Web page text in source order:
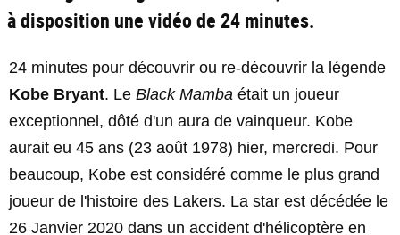
à disposition une vidéo de 24 minutes.
24 minutes pour découvrir ou re-découvrir la légende
Kobe Bryant. Le Black Mamba était un joueur
exceptionnel, dôté d'un aura de vainqueur. Kobe
aurait eu 45 ans (23 août 1978) hier, mercredi. Pour
beaucoup, Kobe est considéré comme le plus grand
joueur de l'histoire des Lakers. La star est décédée le
26 Janvier 2020 dans un accident d'hélicoptère en